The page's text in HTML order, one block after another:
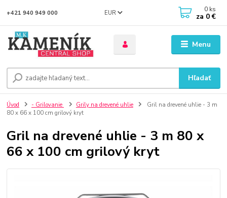
Menu
EUR
Hľadať
+421 940 949 000 0 ks
za 0 €
Úvod - Grilovanie Grily na drevené uhlie
Gril na drevené uhlie - 3 m
80 x 66 x 100 cm grilový kryt
Gril na drevené uhlie - 3 m 80 x
66 x 100 cm grilový kryt